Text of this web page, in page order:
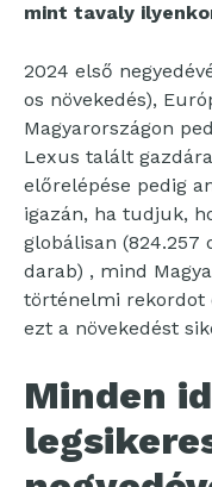
mint tavaly
2024 első
os növekedés),
Magyarországon
Lexus talált
előrelépése pedig
igazán, ha tudjuk,
globálisan (824.257
darab) , mind
történelmi rekordot
ezt a növekedést
Minden